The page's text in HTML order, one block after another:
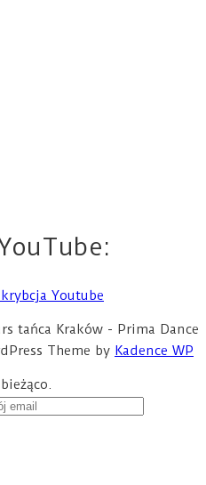
tańca Kraków - Prima Dance
Theme by Kadence WP